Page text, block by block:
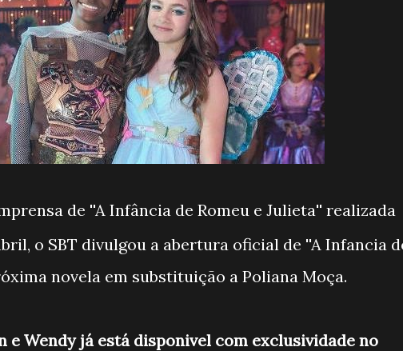
de ''A Infância de Romeu e Julieta'' realizada
o SBT divulgou a abertura oficial de ''A Infancia
novela em substituição a Poliana Moça.
e Wendy já está disponivel com exclusividade no